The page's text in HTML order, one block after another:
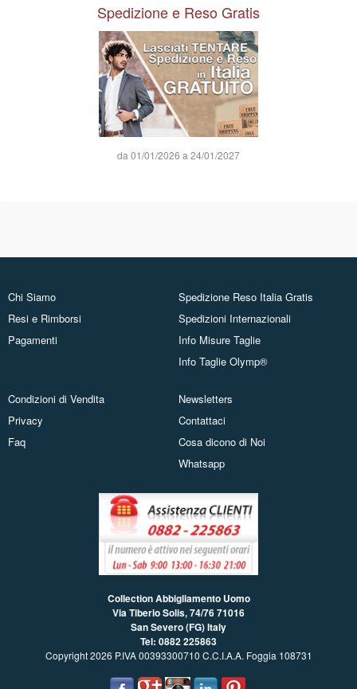
Spedizione e Reso Gratis
da 01/01/2026 a 24/01/2027
Chi Siamo
Resi e Rimborsi
Pagamenti
Spedizione Reso Italia Gratis
Spedizioni Internazionali
Info Misure Taglie
Info Taglie Olymp®
Condizioni di Vendita
Privacy
Faq
Newsletters
Contattaci
Cosa dicono di Noi
Whatsapp
Collection Abbigliamento Uomo
Via Tiberio Solis, 74/7671016
San Severo (FG) Italy
Tel: 0882 225863
Copyright 2026 P.IVA 00393300710 C.C.I.A.A. Foggia 108731